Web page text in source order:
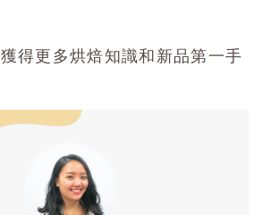
獲得更多烘焙知識和新品第一手